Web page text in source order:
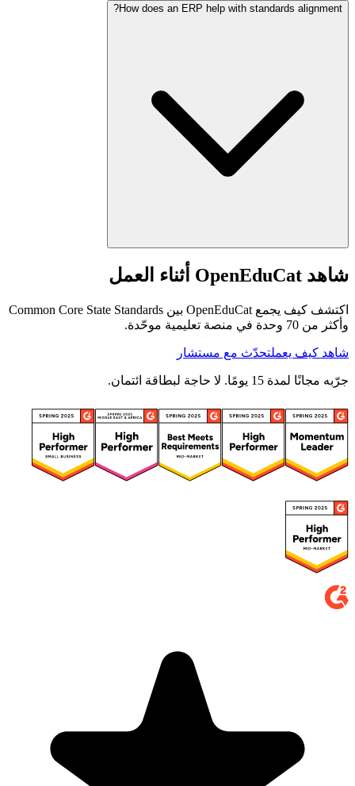
How does an ERP help with standards alignment?
شاهد OpenEduCat أثناء العمل
اكتشف كيف يجمع OpenEduCat بين Common Core State Standards
وأكثر من 70 وحدة في منصة تعليمية موحّدة.
شاهد كيف يعملتحدّث مع مستشار
جرّبه مجانًا لمدة 15 يومًا. لا حاجة لبطاقة ائتمان.